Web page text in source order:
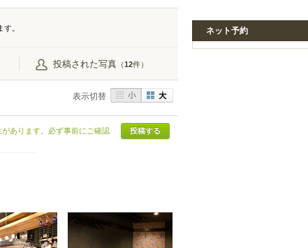
。
投稿された写真 （12件）
表示切替
あります。必ず事前にご確認
投稿する
ネット予約